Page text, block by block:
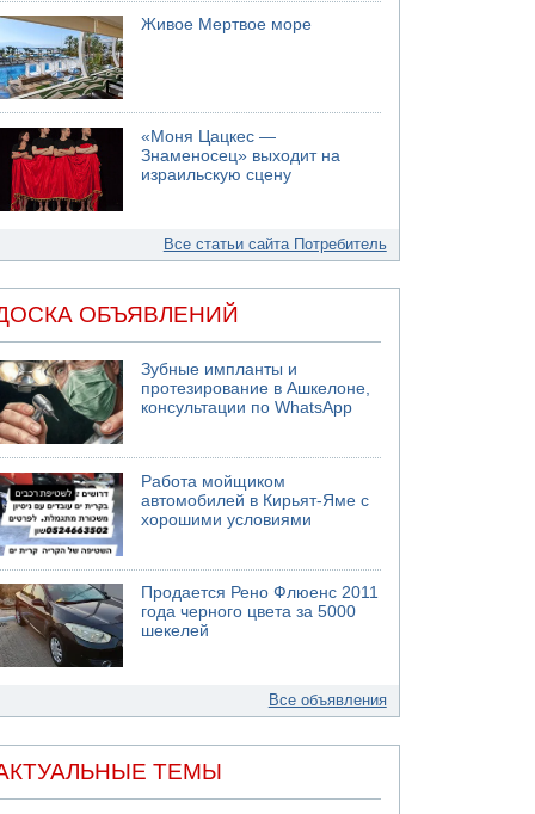
Живое Мертвое море
«Моня Цацкес —
Знаменосец» выходит на
израильскую сцену
Все статьи сайта Потребитель
ОБЪЯВЛЕНИЙ
Зубные импланты и
протезирование в Ашкелоне,
консультации по WhatsApp
Работа мойщиком
автомобилей в Кирьят-Яме с
хорошими условиями
Продается Рено Флюенс 2011
года черного цвета за 5000
шекелей
Все объявления
ТЕМЫ